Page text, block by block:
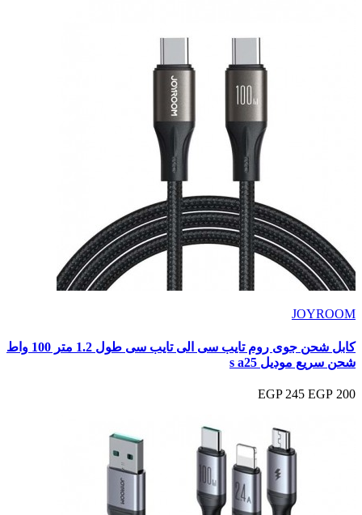
JOYROOM
كابل شحن جوى روم تايب سى الى تايب سى طول 1.2 متر 100 واط
شحن سريع موديل s a25
200 EGP
245 EGP